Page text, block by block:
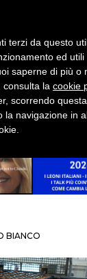
BIANCO
terzi da questo
ed
saperne di più o
consulta la cookie
scorrendo
navigazione in